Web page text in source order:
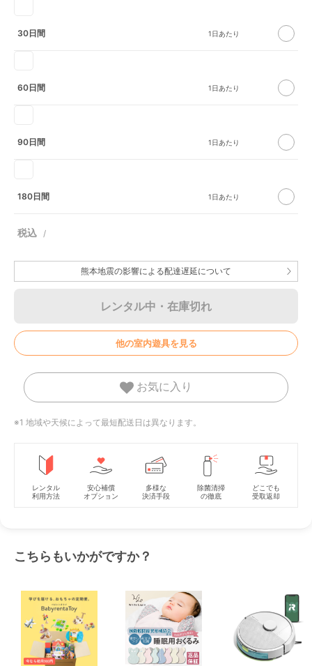
30日間
60日間
90日間
180日間
熊本地震の影響による配達遅延について
レンタル中・在庫切れ
他の室内遊具を見る
お気に入り
※1 地域や天候によって最短配送日は異なります。
レンタル
利用方法
安心補償
オプション
多様な
決済手段
除菌清掃
の徹底
どこでも
受取返却
こちらもいかがですか？